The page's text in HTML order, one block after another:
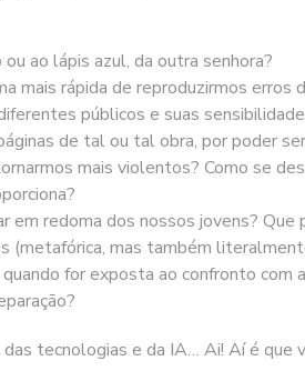
ao lápis azul, da outra senhora?
mais rápida de reproduzirmos
públicos e suas
de tal ou tal obra, por poder
mais violentos? Como se
em redoma dos nossos jovens?
(metafórica, mas também
for exposta ao confronto
tecnologias e da IA… Ai! Aí é que